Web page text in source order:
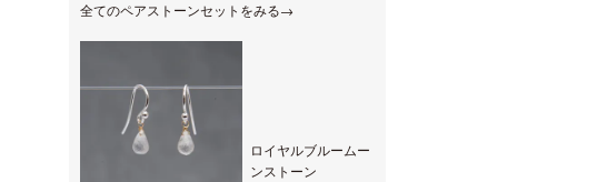
全てのペアストーンセットをみる→
ロイヤルブルームー
ンストーン